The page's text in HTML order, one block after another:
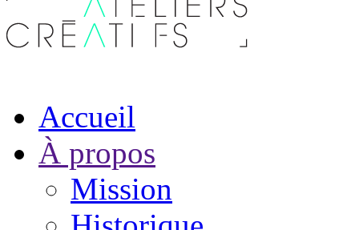
Accueil
À propos
Mission